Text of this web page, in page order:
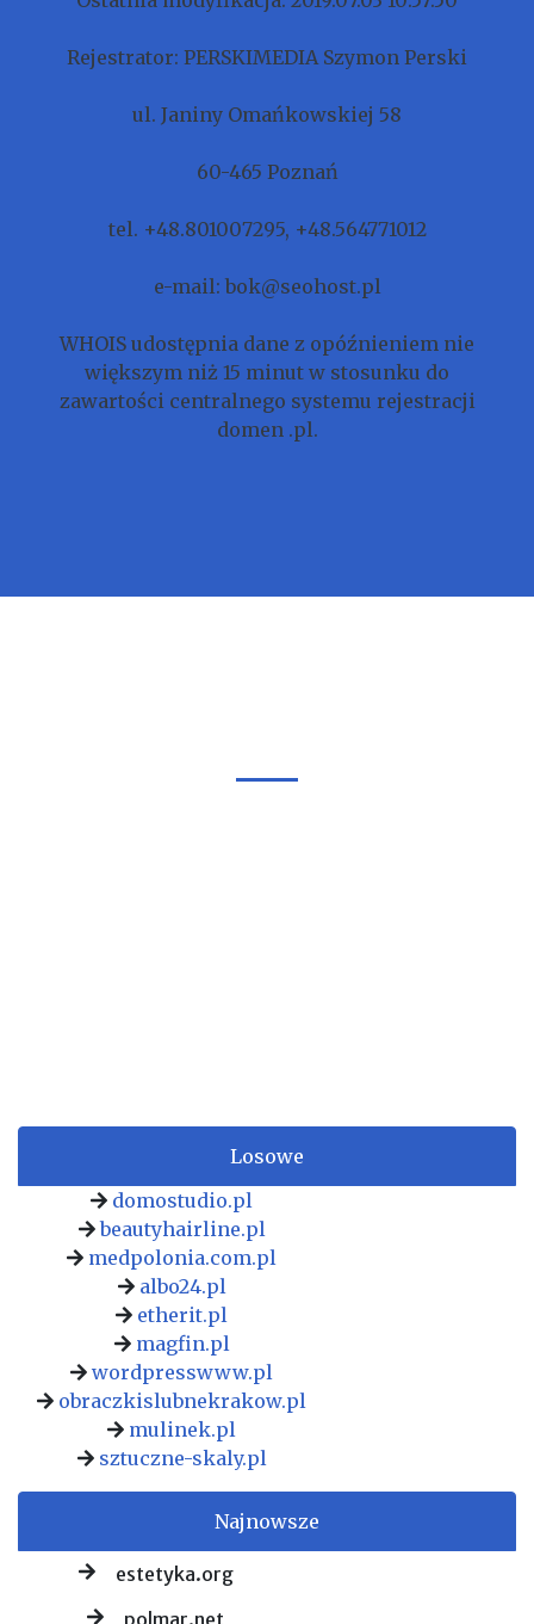
Rejestrator: PERSKIMEDIA Szymon Perski
ul. Janiny Omańkowskiej 58
60-465 Poznań
tel. +48.801007295, +48.564771012
e-mail: bok@seohost.pl
WHOIS udostępnia dane z opóźnieniem nie
większym niż 15 minut w stosunku do
zawartości centralnego systemu rejestracji
domen .pl.
Losowe
domostudio.pl
beautyhairline.pl
medpolonia.com.pl
albo24.pl
etherit.pl
magfin.pl
wordpresswww.pl
obraczkislubnekrakow.pl
mulinek.pl
sztuczne-skaly.pl
Najnowsze
estetyka.org
polmar.net